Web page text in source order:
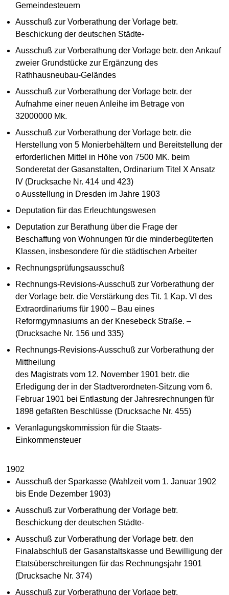
Gemeindesteuern
Ausschuß zur Vorberathung der Vorlage betr.
Beschickung der deutschen Städte-
Ausschuß zur Vorberathung der Vorlage betr. den Ankauf
zweier Grundstücke zur Ergänzung des
Rathhausneubau-Geländes
Ausschuß zur Vorberathung der Vorlage betr. der
Aufnahme einer neuen Anleihe im Betrage von
32000000 Mk.
Ausschuß zur Vorberathung der Vorlage betr. die
Herstellung von 5 Monierbehältern und Bereitstellung der
erforderlichen Mittel in Höhe von 7500 MK. beim
Sonderetat der Gasanstalten, Ordinarium Titel X Ansatz
IV (Drucksache Nr. 414 und 423)
o Ausstellung in Dresden im Jahre 1903
Deputation für das Erleuchtungswesen
Deputation zur Berathung über die Frage der
Beschaffung von Wohnungen für die minderbegüterten
Klassen, insbesondere für die städtischen Arbeiter
Rechnungsprüfungsausschuß
Rechnungs-Revisions-Ausschuß zur Vorberathung der
der Vorlage betr. die Verstärkung des Tit. 1 Kap. VI des
Extraordinariums für 1900 – Bau eines
Reformgymnasiums an der Knesebeck Straße. –
(Drucksache Nr. 156 und 335)
Rechnungs-Revisions-Ausschuß zur Vorberathung der
Mittheilung
des Magistrats vom 12. November 1901 betr. die
Erledigung der in der Stadtverordneten-Sitzung vom 6.
Februar 1901 bei Entlastung der Jahresrechnungen für
1898 gefaßten Beschlüsse (Drucksache Nr. 455)
Veranlagungskommission für die Staats-
Einkommensteuer
1902
Ausschuß der Sparkasse (Wahlzeit vom 1. Januar 1902
bis Ende Dezember 1903)
Ausschuß zur Vorberathung der Vorlage betr.
Beschickung der deutschen Städte-
Ausschuß zur Vorberathung der Vorlage betr. den
Finalabschluß der Gasanstaltskasse und Bewilligung der
Etatsüberschreitungen für das Rechnungsjahr 1901
(Drucksache Nr. 374)
Ausschuß zur Vorberathung der Vorlage betr.